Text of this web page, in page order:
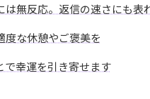
無反応。返信の速さにも表
度な休憩やご褒美を
で幸運を引き寄せます